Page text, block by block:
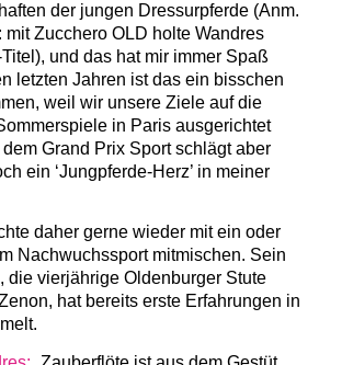
der jungen Dressurpferde (Anm.
mit Zucchero OLD holte Wandres
und das hat mir immer Spaß
letzten Jahren ist das ein bisschen
weil wir unsere Ziele auf die
in Paris ausgerichtet
Grand Prix Sport schlägt aber
ein ‘Jungpferde-Herz’ in meiner
daher gerne wieder mit ein oder
Nachwuchssport mitmischen. Sein
die vierjährige Oldenburger Stute
hat bereits erste Erfahrungen in